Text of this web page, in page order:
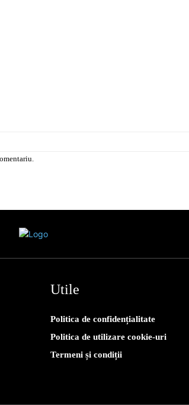
Utile
Politica de confidențialitate
Politica de utilizare cookie-uri
Termeni și condiții